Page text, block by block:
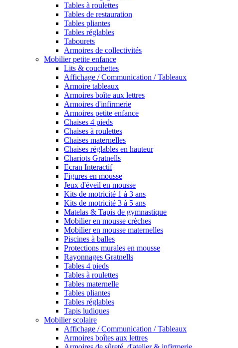
Tables à roulettes
Tables de restauration
Tables pliantes
Tables réglables
Tabourets
Armoires de collectivités
Mobilier petite enfance
Lits & couchettes
Affichage / Communication / Tableaux
Armoire tableaux
Armoires boîte aux lettres
Armoires d'infirmerie
Armoires petite enfance
Chaises 4 pieds
Chaises à roulettes
Chaises maternelles
Chaises réglables en hauteur
Chariots Gratnells
Ecran Interactif
Figures en mousse
Jeux d'éveil en mousse
Kits de motricité 1 à 3 ans
Kits de motricité 3 à 5 ans
Matelas & Tapis de gymnastique
Mobilier en mousse crèches
Mobilier en mousse maternelles
Piscines à balles
Protections murales en mousse
Rayonnages Gratnells
Tables 4 pieds
Tables à roulettes
Tables maternelle
Tables pliantes
Tables réglables
Tapis ludiques
Mobilier scolaire
Affichage / Communication / Tableaux
Armoires boîtes aux lettres